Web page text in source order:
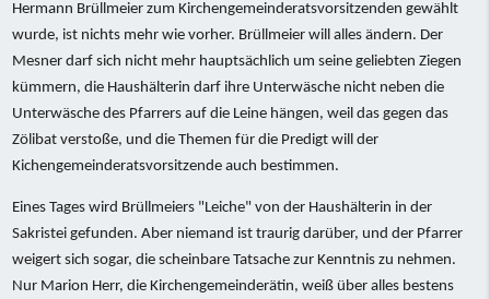
Hermann Brüllmeier zum Kirchengemeinderatsvorsitzenden gewählt
wurde, ist nichts mehr wie vorher. Brüllmeier will alles ändern. Der
Mesner darf sich nicht mehr hauptsächlich um seine geliebten Ziegen
kümmern, die Haushälterin darf ihre Unterwäsche nicht neben die
Unterwäsche des Pfarrers auf die Leine hängen, weil das gegen das
Zölibat verstoße, und die Themen für die Predigt will der
Kichengemeinderatsvorsitzende auch bestimmen.
Eines Tages wird Brüllmeiers "Leiche" von der Haushälterin in der
Sakristei gefunden. Aber niemand ist traurig darüber, und der Pfarrer
weigert sich sogar, die scheinbare Tatsache zur Kenntnis zu nehmen.
Nur Marion Herr, die Kirchengemeinderätin, weiß über alles bestens